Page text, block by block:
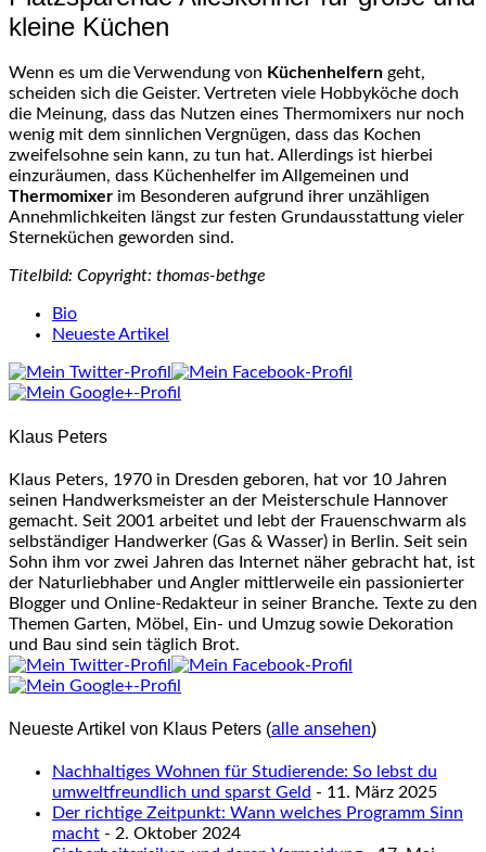
kleine Küchen
Wenn es um die Verwendung von Küchenhelfern geht,
scheiden sich die Geister. Vertreten viele Hobbyköche doch
die Meinung, dass das Nutzen eines Thermomixers nur noch
wenig mit dem sinnlichen Vergnügen, dass das Kochen
zweifelsohne sein kann, zu tun hat. Allerdings ist hierbei
einzuräumen, dass Küchenhelfer im Allgemeinen und
Thermomixer im Besonderen aufgrund ihrer unzähligen
Annehmlichkeiten längst zur festen Grundausstattung vieler
Sterneküchen geworden sind.
Titelbild: Copyright: thomas-bethge
following
tabs
change
below.
Bio
Neueste Artikel
Klaus Peters
Klaus Peters, 1970 in Dresden geboren, hat vor 10 Jahren
seinen Handwerksmeister an der Meisterschule Hannover
gemacht. Seit 2001 arbeitet und lebt der Frauenschwarm als
selbständiger Handwerker (Gas & Wasser) in Berlin. Seit sein
Sohn ihm vor zwei Jahren das Internet näher gebracht hat, ist
der Naturliebhaber und Angler mittlerweile ein passionierter
Blogger und Online-Redakteur in seiner Branche. Texte zu den
Themen Garten, Möbel, Ein- und Umzug sowie Dekoration
und Bau sind sein täglich Brot.
Neueste Artikel von Klaus Peters (alle ansehen)
Nachhaltiges Wohnen für Studierende: So lebst du
umweltfreundlich und sparst Geld - 11. März 2025
Der richtige Zeitpunkt: Wann welches Programm Sinn
macht - 2. Oktober 2024